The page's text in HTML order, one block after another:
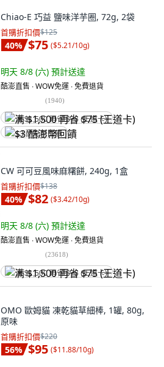
Chiao-E 巧益 鹽味洋芋圈, 72g, 2袋
首購折扣價$125
40% $75 ($5.21/10g)
明天 8/8 (六) 預計送達
酷澎直售 ∙ WOW免運 ∙ 免費退貨
(1940)
满 $1,500 再省 $75 (王道卡)
$3 酷澎幣回饋
CW 可可豆風味麻糬餅, 240g, 1盒
首購折扣價$138
40% $82 ($3.42/10g)
明天 8/8 (六) 預計送達
酷澎直售 ∙ WOW免運 ∙ 免費退貨
(23618)
满 $1,500 再省 $75 (王道卡)
OMO 歐姆貓 凍乾貓草細棒, 1罐, 80g,
原味
首購折扣價$220
56% $95 ($11.88/10g)